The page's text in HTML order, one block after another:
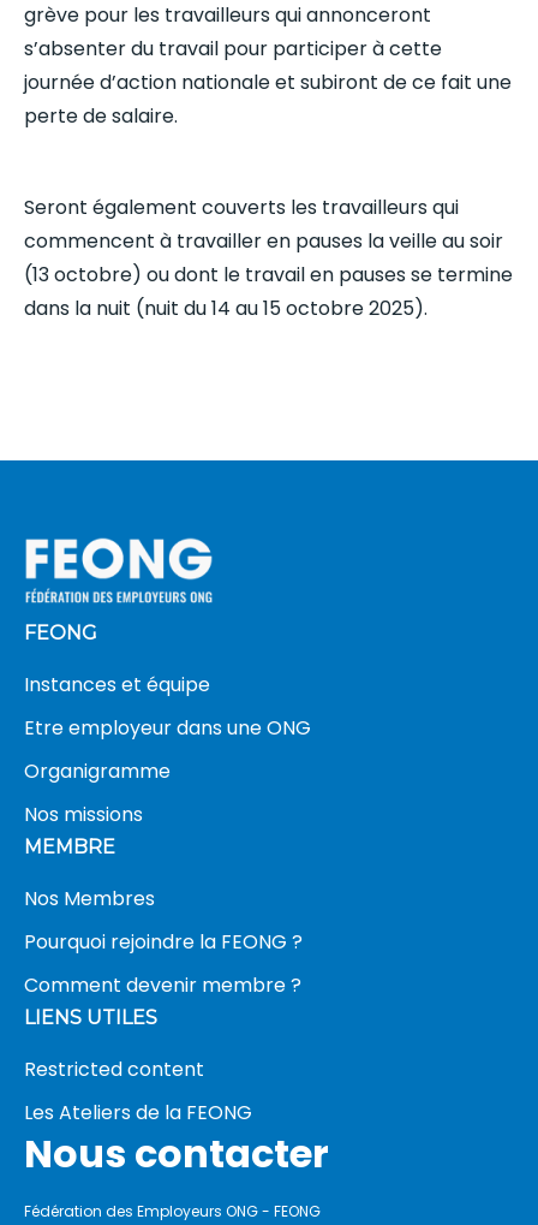
grève pour les travailleurs qui annonceront
s’absenter du travail pour participer à cette
journée d’action nationale et subiront de ce fait une
perte de salaire.
Seront également couverts les travailleurs qui
commencent à travailler en pauses la veille au soir
(13 octobre) ou dont le travail en pauses se termine
dans la nuit (nuit du 14 au 15 octobre 2025).
FEONG
Instances et équipe
Etre employeur dans une ONG
Organigramme
Nos missions
MEMBRE
Nos Membres
Pourquoi rejoindre la FEONG ?
Comment devenir membre ?
LIENS UTILES
Restricted content
Les Ateliers de la FEONG
Nous contacter
Fédération des Employeurs ONG - FEONG